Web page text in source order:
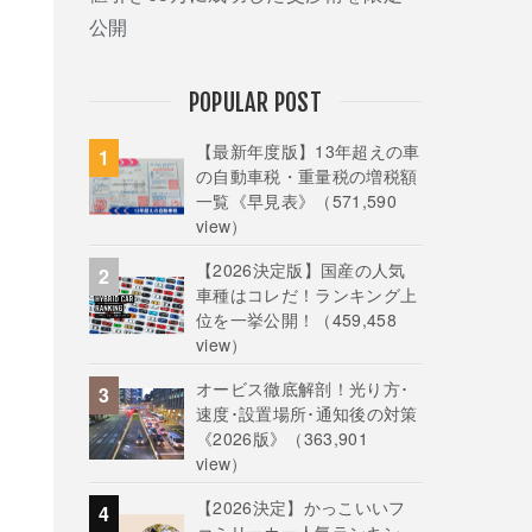
公開
POPULAR POST
【最新年度版】13年超えの車
の自動車税・重量税の増税額
一覧《早見表》
（571,590
view）
【2026決定版】国産の人気
車種はコレだ！ランキング上
位を一挙公開！
（459,458
view）
オービス徹底解剖！光り方･
速度･設置場所･通知後の対策
《2026版》
（363,901
view）
【2026決定】かっこいいフ